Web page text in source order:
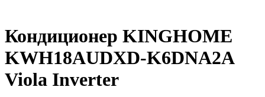
Кондиционер KINGHOME
KWH18AUDXD-K6DNA2A
Viola Inverter